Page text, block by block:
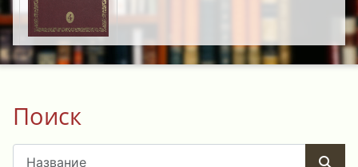
Поиск